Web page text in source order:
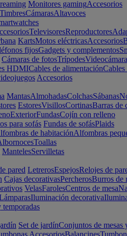
Monitores gamingAccesorios
TimbresCámarasAltavoces
TelevisoresReproductores
KartsMotos eléctricasAccesorios
fijosGadgets y complementos
Cámaras de fotosTrípodes
HDMICables de alimentación
Accesorios
MantasAlmohadasColchasSábanas
EstoresVisillosCortinasBarras de
ExteriorFundasCojín con relleno
para sofás Fundas de sofásPlaids
de habitaciónAlfombras
Toallas
MantelesServilletas
pared LetrerosEspejosRelojes de
Cajas decorativasPercherosBurros de
VelasFarolesCentros de mesa
Iluminación decorativa
temporadas
Set de jardínConjuntos de mesas
AccesoriosBalancines